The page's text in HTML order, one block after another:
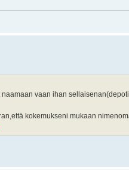
vaan ihan
kokemukseni mukaan